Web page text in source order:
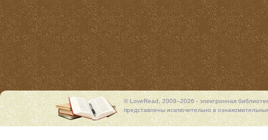
© LoveRead, 2009–2026 - электронная
представлены исключительно в